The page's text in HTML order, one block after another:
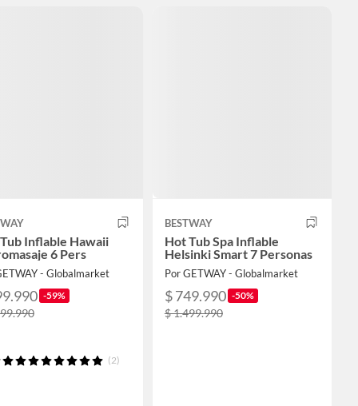
Inflable Hawaii
6 Pers
- Globalmarket
-59%
(2)
BESTWAY
Hot Tub Spa Inflable
Helsinki Smart 7 Personas
Por GETWAY - Globalmarket
$ 749.990 -50%
$ 1.499.990